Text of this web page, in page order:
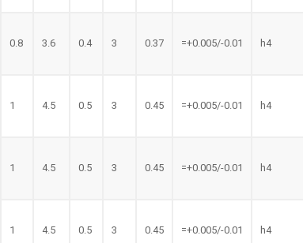
0.8 3.6 0.4 3 0.37 =+0.005/-0.01 h4
1 4.5 0.5 3 0.45 =+0.005/-0.01 h4
1 4.5 0.5 3 0.45 =+0.005/-0.01 h4
1 4.5 0.5 3 0.45 =+0.005/-0.01 h4